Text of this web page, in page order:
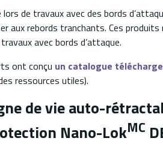
de travaux avec des bords
aux rebords tranchants. Ces
avec bords d’attaque.
ont conçu un catalogue
ressources utiles).
de vie auto-
Nano-LokMC